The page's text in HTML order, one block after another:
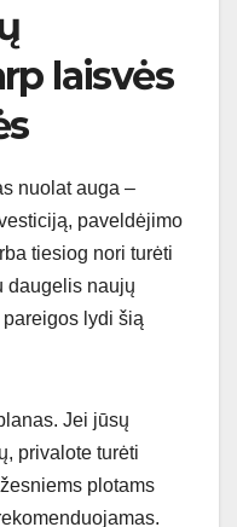
laisvės
nuolat auga –
paveldėjimo
tiesiog nori turėti
daugelis naujų
lydi šią
Jei jūsų
privalote turėti
plotams